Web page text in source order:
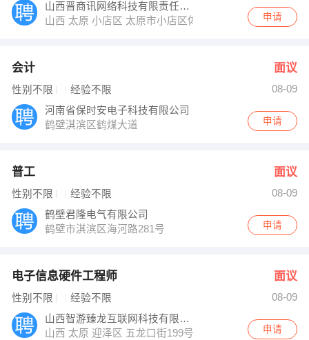
山西晋商讯网络科技有限责任公司
山西 太原 小店区 太原市小店区体育路62号永利国际中心
申请
会计 面议
性别不限 经验不限
08-09
河南省保时安电子科技有限公司
鹤壁淇滨区鹤煤大道
申请
普工 面议
性别不限 经验不限
08-09
鹤壁君隆电气有限公司
鹤壁市淇滨区海河路281号
申请
电子信息硬件工程师 面议
性别不限 经验不限
08-09
山西智游臻龙互联网科技有限公司
山西 太原 迎泽区 五龙口街199号汇大国际品牌总部5号楼
申请